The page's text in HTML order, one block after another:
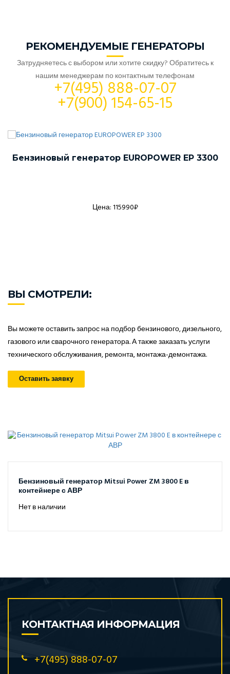
РЕКОМЕНДУЕМЫЕ ГЕНЕРАТОРЫ
Затрудняетесь с выбором или хотите скидку? Обратитесь к
нашим менеджерам по контактным телефонам
+7(495) 888-07-07
+7(900) 154-65-15
Бензиновый генератор EUROPOWER EP 3300
Цена: 115990₽
ВЫ СМОТРЕЛИ:
Вы можете оставить запрос на подбор бензинового, дизельного,
газового или сварочного генератора. А также заказать услуги
технического обслуживания, ремонта, монтажа-демонтажа.
Оставить заявку
Бензиновый генератор Mitsui Power ZM 3800 E в
контейнере с АВР
Нет в наличии
КОНТАКТНАЯ ИНФОРМАЦИЯ
+7(495) 888-07-07